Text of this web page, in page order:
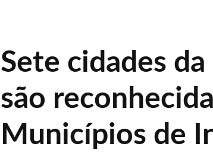
Sete cidades
são
Municípios de